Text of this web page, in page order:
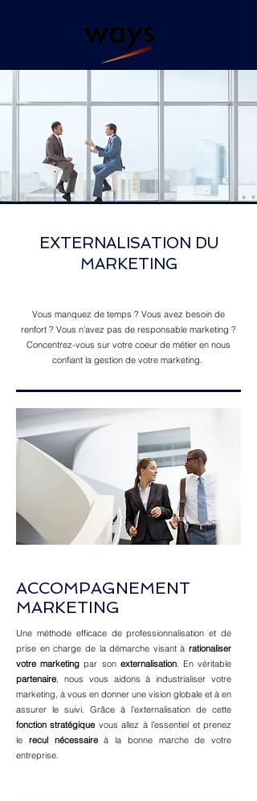
EXTERNALISATION DU
MARKETING
Vous manquez de temps ? Vous avez besoin de
renfort ? Vous n'avez pas de responsable marketing ?
Concentrez-vous sur votre coeur de métier en nous
confiant la gestion de votre marketing.
ACCOMPAGNEMENT
MARKETING
Une méthode efficace de professionnalisation et de
prise en charge de la démarche visant à rationaliser
votre marketing par son externalisation. En véritable
partenaire, nous vous aidons à industrialiser votre
marketing, à vous en donner une vision globale et à en
assurer le suivi. Grâce à l’externalisation de cette
fonction stratégique vous allez à l’essentiel et prenez
le recul nécessaireà la bonne marche de votre
entreprise.